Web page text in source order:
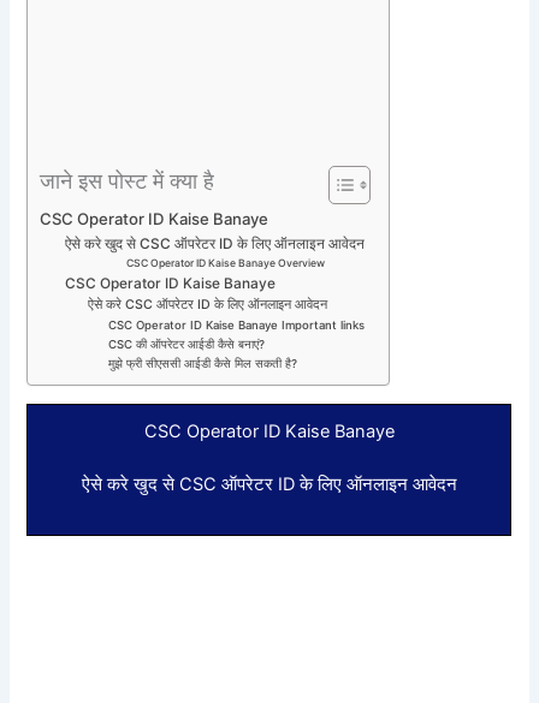
जाने इस पोस्ट में क्या है
CSC Operator ID Kaise Banaye
ऐसे करे खुद से CSC ऑपरेटर ID के लिए ऑनलाइन आवेदन
CSC Operator ID Kaise Banaye Overview
CSC Operator ID Kaise Banaye
ऐसे करे CSC ऑपरेटर ID के लिए ऑनलाइन आवेदन
CSC Operator ID Kaise Banaye Important links
CSC की ऑपरेटर आईडी कैसे बनाएं?
मुझे फ्री सीएससी आईडी कैसे मिल सकती है?
CSC Operator ID Kaise Banaye
ऐसे करे खुद से CSC ऑपरेटर ID के लिए ऑनलाइन आवेदन